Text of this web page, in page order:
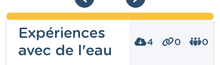
Expériences
avec de l'eau
4 0 0